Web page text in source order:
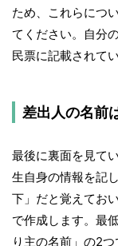
ため、これらにつ
てください。自分
民票に記載されて
差出人の名前
最後に裏面を見て
生自身の情報を記
下」だと覚えてお
で作成します。最
り主の名前」の2